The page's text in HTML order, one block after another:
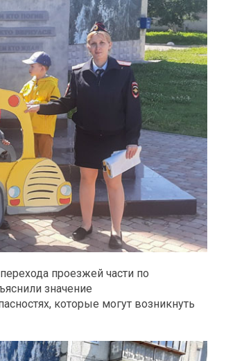
проезжей части по
значение
которые могут возникнуть